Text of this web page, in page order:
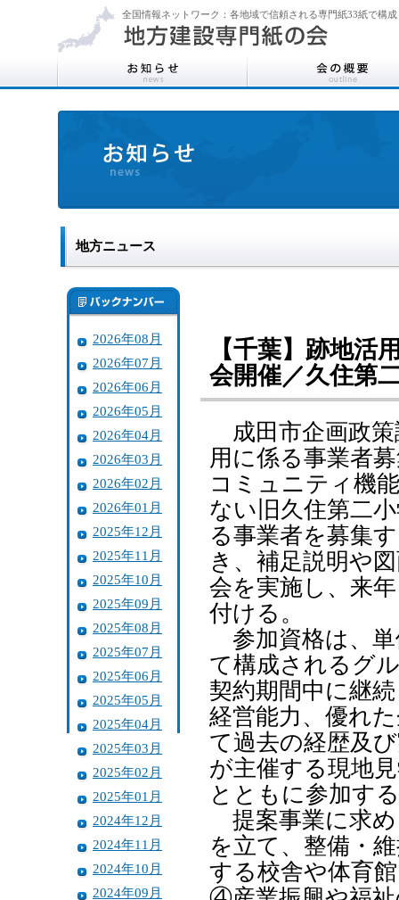
全国情報ネットワーク：各地域で信頼される専門紙33紙で構成
地方ニュース
2026年08月
2026年07月
2026年06月
2026年05月
2026年04月
2026年03月
2026年02月
2026年01月
2025年12月
2025年11月
2025年10月
2025年09月
2025年08月
2025年07月
2025年06月
2025年05月
2025年04月
2025年03月
2025年02月
2025年01月
2024年12月
2024年11月
2024年10月
2024年09月
【千葉】跡地活
会開催／久住第
成田市企画政策
用に係る事業者
コミュニティ機
ない旧久住第二
る事業者を募集
き、補足説明や
会を実施し、来
付ける。
参加資格は、単
て構成されるグ
契約期間中に継
経営能力、優れ
て過去の経歴及
が主催する現地
とともに参加す
提案事業に求
を立て、整備・
する校舎や体育